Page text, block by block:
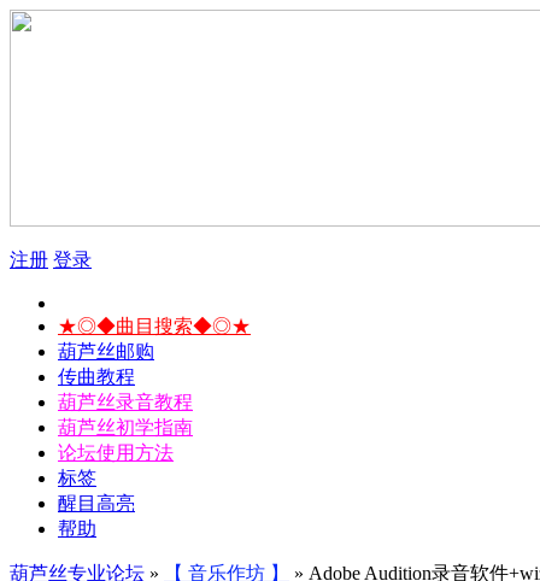
注册 登录
★◎◆曲目搜索◆◎★
葫芦丝邮购
传曲教程
葫芦丝录音教程
葫芦丝初学指南
论坛使用方法
标签
醒目高亮
帮助
葫芦丝专业论坛 » 【 音乐作坊 】 » Adobe Audition录音软件